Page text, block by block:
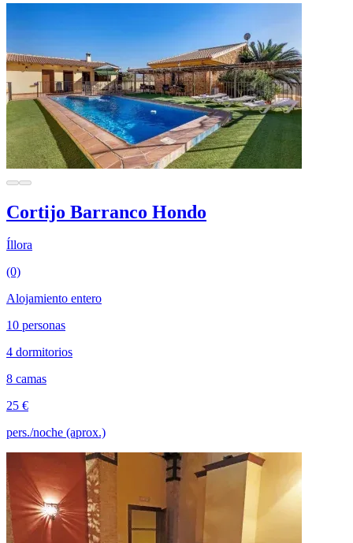
Cortijo Barranco Hondo
Íllora
(0)
Alojamiento entero
10 personas
4 dormitorios
8 camas
25 €
pers./noche (aprox.)